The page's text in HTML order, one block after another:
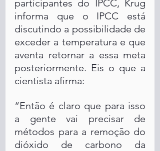
participantes do IPCC, Krug
informa que o IPCC está
discutindo a possibilidade de
exceder a temperatura e que
aventa retornar a essa meta
posteriormente. Eis o que a
cientista afirma:
“Então é claro que para isso
a gente vai precisar de
métodos para a remoção do
dióxido de carbono da